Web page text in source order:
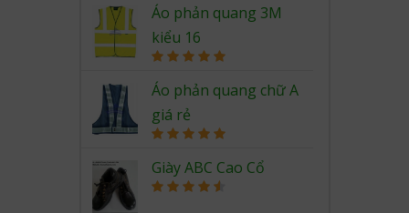
out of 5
Áo phản quang 3M
kiểu 16
out of 5
Áo phản quang chữ A
giá rẻ
out of 5
Giày ABC Cao Cổ